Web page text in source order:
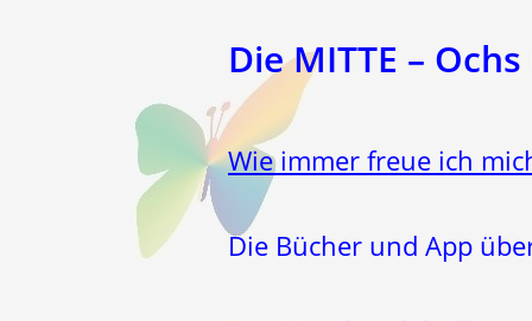
Die MITTE –
Wie immer freue ich
Die Bücher und App